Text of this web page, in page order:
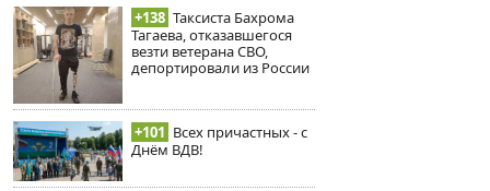
+138 Таксиста Бахрома
Тагаева, отказавшегося
везти ветерана СВО,
депортировали из России
+101 Всех причастных - с
Днём ВДВ!